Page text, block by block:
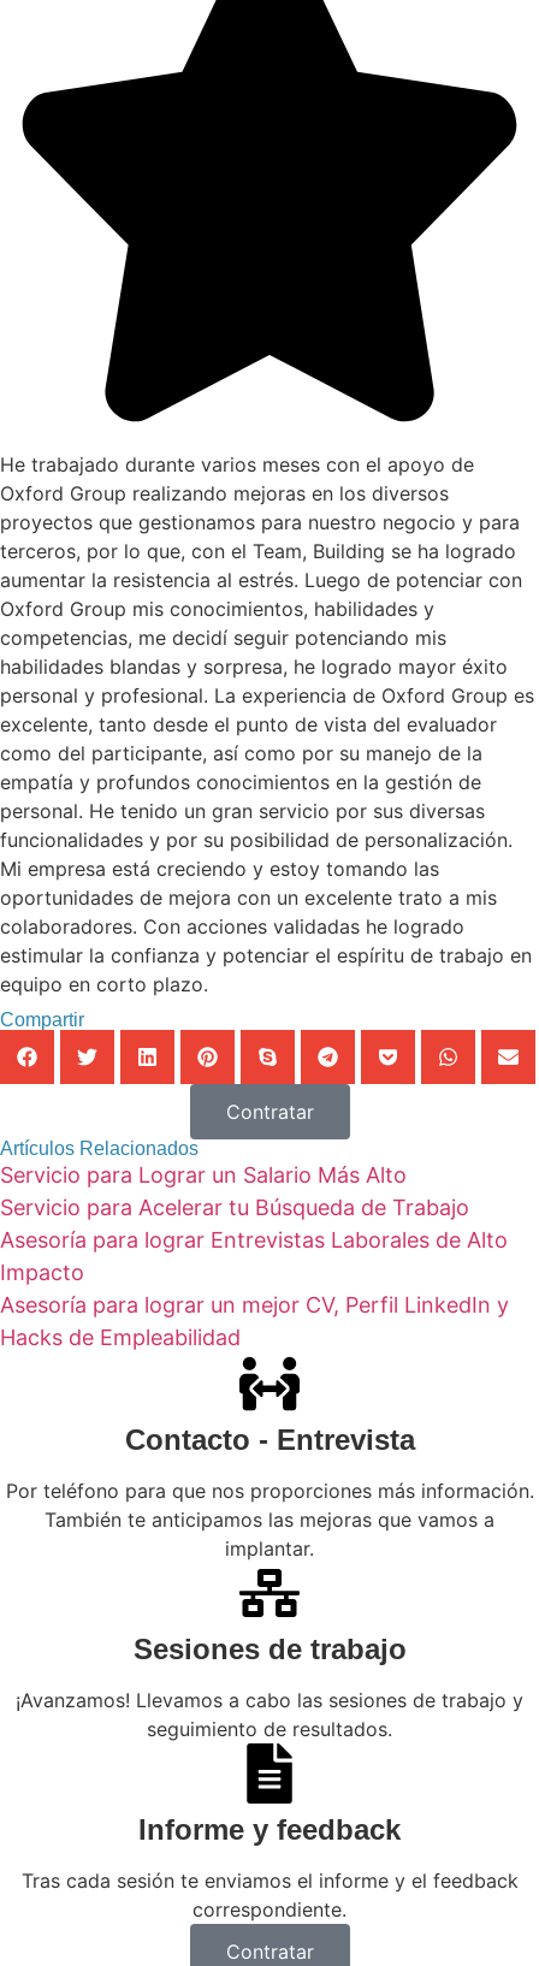
He trabajado durante varios meses con el apoyo de
Oxford Group realizando mejoras en los diversos
proyectos que gestionamos para nuestro negocio y para
terceros, por lo que, con el Team, Building se ha logrado
aumentar la resistencia al estrés. Luego de potenciar con
Oxford Group mis conocimientos, habilidades y
competencias, me decidí seguir potenciando mis
habilidades blandas y sorpresa, he logrado mayor éxito
personal y profesional. La experiencia de Oxford Group es
excelente, tanto desde el punto de vista del evaluador
como del participante, así como por su manejo de la
empatía y profundos conocimientos en la gestión de
personal. He tenido un gran servicio por sus diversas
funcionalidades y por su posibilidad de personalización.
Mi empresa está creciendo y estoy tomando las
oportunidades de mejora con un excelente trato a mis
colaboradores. Con acciones validadas he logrado
estimular la confianza y potenciar el espíritu de trabajo en
equipo en corto plazo.
Compartir
Contratar
Artículos Relacionados
Servicio para Lograr un Salario Más Alto
Servicio para Acelerar tu Búsqueda de Trabajo
Asesoría para lograr Entrevistas Laborales de Alto
Impacto
Asesoría para lograr un mejor CV, Perfil LinkedIn y
Hacks de Empleabilidad
Contacto - Entrevista
Por teléfono para que nos proporciones más información.
También te anticipamos las mejoras que vamos a
implantar.
Sesiones de trabajo
¡Avanzamos! Llevamos a cabo las sesiones de trabajo y
seguimiento de resultados.
Informe y feedback
Tras cada sesión te enviamos el informe y el feedback
correspondiente.
Contratar